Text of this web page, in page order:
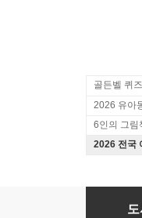
골든벨 퀴
2026 유아
6인의 그림
2026 전국
에그박사